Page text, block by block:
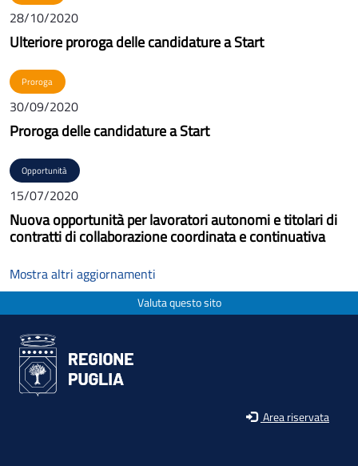
28/10/2020
Ulteriore proroga delle candidature a Start
Proroga
30/09/2020
Proroga delle candidature a Start
Opportunità
15/07/2020
Nuova opportunità per lavoratori autonomi e titolari di
contratti di collaborazione coordinata e continuativa
Mostra altri aggiornamenti
Valuta questo sito
Area riservata